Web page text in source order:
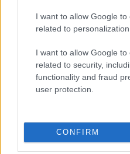
I want to allow Google to
related to personalization.
I want to allow Google to
related to security,
functionality and fraud
user protection.
CONFIRM